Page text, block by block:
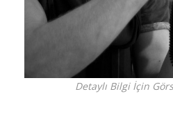
Detaylı Bilgi İçin